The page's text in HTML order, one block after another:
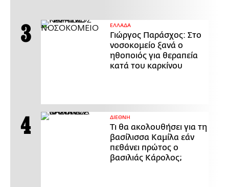
ΕΛΛΑΔΑ
Γιώργος Παράσχος: Στο
νοσοκομείο ξανά ο
ηθοποιός για θεραπεία
κατά του καρκίνου
ΔΙΕΘΝΗ
Τι θα ακολουθήσει για τη
βασίλισσα Καμίλα εάν
πεθάνει πρώτος ο
βασιλιάς Κάρολος;